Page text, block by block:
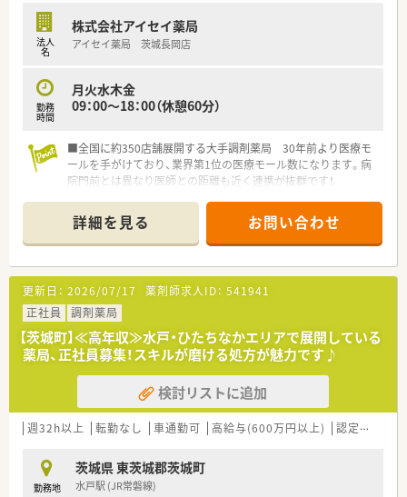
法人
名
株式会社アイセイ薬局
アイセイ薬局 茨城長岡店
勤務
時間
月火水木金
09：00～18：00（休憩60分）
■全国に約350店舗展開する大手調剤薬局 30年前より医療モ
ールを手がけており、業界第1位の医療モール数になります。病
院門前とは異なり医師との距離も近く連携が抜群です！
導入しています。薬剤師の業務負担を減らし、患者様の服薬管
理・指導へより注力できる体制を整えています。過誤の心配が無
い為、安心して勤務ができるメリットもあります。
■年間休日120日以上、有給取得推奨！産休育休から復帰される
方がほとんどで長く勤められる環境です
詳細を見る お問い合わせ
更新日： 2026/07/17 薬剤師求人ID： 541941
正社員
調剤薬局
【茨城町】≪高年収≫水戸・ひたちなかエリアで展開している
薬局、正社員募集！スキルが磨ける処方が魅力です♪
検討リストに追加
週32h以上 転勤なし 車通勤可 高給与(600万円以上) 認定薬剤師取得支援あり
勤務地
茨城県 東茨城郡茨城町
水戸駅 (JR常磐線)